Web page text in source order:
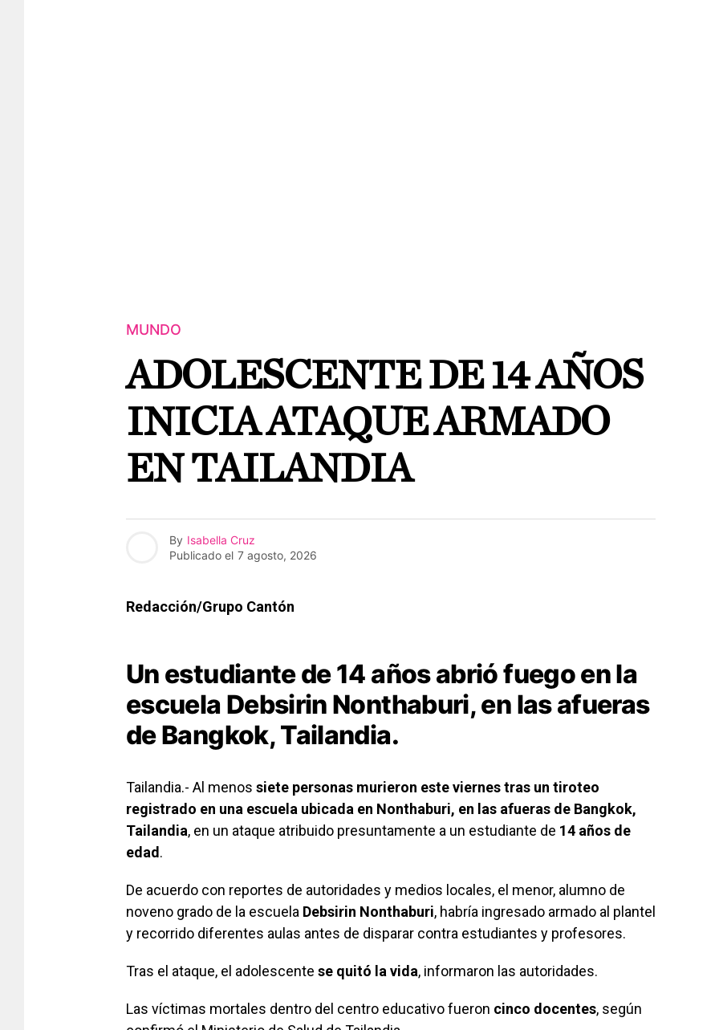
MUNDO
ADOLESCENTE DE 14 AÑOS
INICIA ATAQUE ARMADO
EN TAILANDIA
By Isabella Cruz
Publicado el 7 agosto, 2026
Redacción/Grupo Cantón
Un estudiante de 14 años abrió fuego en la
escuela Debsirin Nonthaburi, en las afueras
de Bangkok, Tailandia.
Tailandia.- Al menos siete personas murieron este viernes tras un tiroteo
registrado en una escuela ubicada en Nonthaburi, en las afueras de Bangkok,
Tailandia, en un ataque atribuido presuntamente a un estudiante de 14 años de
edad.
De acuerdo con reportes de autoridades y medios locales, el menor, alumno de
noveno grado de la escuela Debsirin Nonthaburi, habría ingresado armado al plantel
y recorrido diferentes aulas antes de disparar contra estudiantes y profesores.
Tras el ataque, el adolescente se quitó la vida, informaron las autoridades.
Las víctimas mortales dentro del centro educativo fueron cinco docentes, según